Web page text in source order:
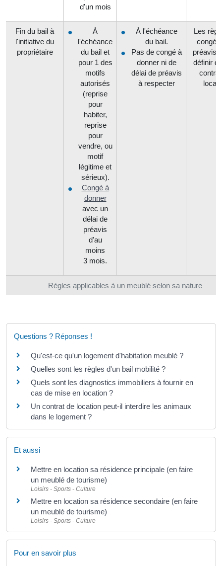
Règles applicables à un meublé selon sa nature
d'un mois
Fin du bail à
l'initiative du
propriétaire
À
l'échéance
du bail et
pour 1 des
motifs
autorisés
(reprise
pour
habiter,
reprise
pour
vendre, ou
motif
légitime et
sérieux).
Congé à
donner
avec un
délai de
préavis
d'au
moins
3 mois.
À l'échéance
du bail.
Pas de congé à
donner ni de
délai de préavis
à respecter
Les
congé
préavis
définir
Questions ? Réponses !
Qu'est-ce qu'un logement d'habitation meublé ?
Quelles sont les règles d'un bail mobilité ?
Quels sont les diagnostics immobiliers à fournir en
cas de mise en location ?
Un contrat de location peut-il interdire les animaux
dans le logement ?
Et aussi
Mettre en location sa résidence principale (en faire
un meublé de tourisme)
Loisirs - Sports - Culture
Mettre en location sa résidence secondaire (en faire
un meublé de tourisme)
Loisirs - Sports - Culture
Pour en savoir plus